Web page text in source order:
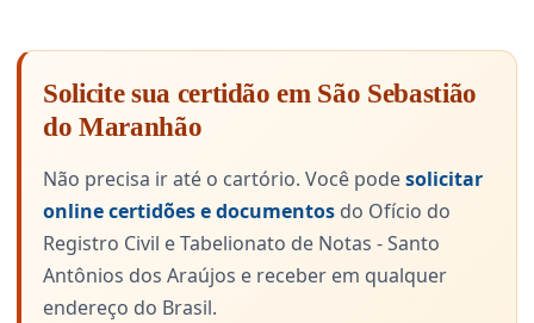
Solicite sua certidão em São Sebastião
do Maranhão
Não precisa ir até o cartório. Você podesolicitar
online certidões e documentos do Ofício do
Registro Civil e Tabelionato de Notas - Santo
Antônios dos Araújos e receber em qualquer
endereço do Brasil.